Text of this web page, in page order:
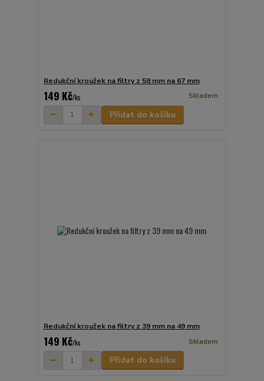
Redukční kroužek na filtry z 58 mm na 67 mm
149 Kč/ks Skladem
Přidat do košíku
Redukční kroužek na filtry z 39 mm na 49 mm
149 Kč/ks Skladem
Přidat do košíku